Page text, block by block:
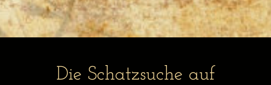
Die Schatzsuche auf